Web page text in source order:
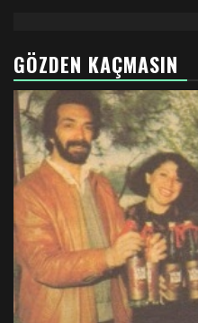
GÖZDEN KAÇMASIN